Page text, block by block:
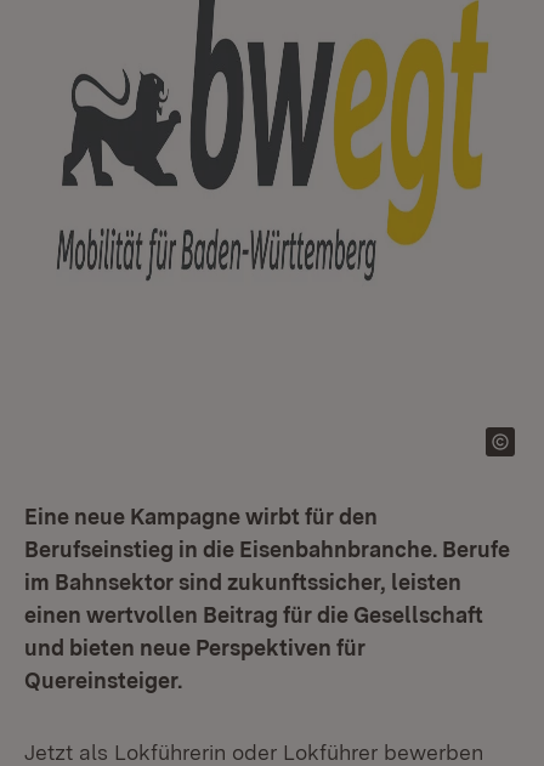
Eine neue Kampagne wirbt für den
Berufseinstieg in die Eisenbahnbranche. Berufe
im Bahnsektor sind zukunftssicher, leisten
einen wertvollen Beitrag für die Gesellschaft
und bieten neue Perspektiven für
Quereinsteiger.
Jetzt als Lokführerin oder Lokführer bewerben